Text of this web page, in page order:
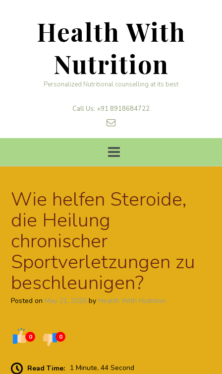
Health With
Nutrition
Personalized Nutritional counselling at its best
Call Us: +91 8918684722
Wie helfen Steroide,
die Heilung
chronischer
Sportverletzungen zu
beschleunigen?
Posted on May 21, 2026 by Health With Nutrition
0 0
Read Time: 1 Minute, 44 Second